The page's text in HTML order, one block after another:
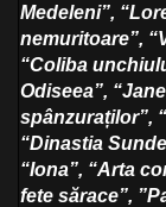
Medeleni”,
nemuritoare”,
“Coliba
Odiseea”,
spânzuraților”,
“Dinastia
“Iona”, “Arta
fete sărace”,